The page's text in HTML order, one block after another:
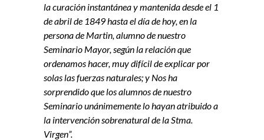
la curación instantánea y mantenida desde el 1
de abril de 1849 hasta el día de hoy, en la
persona de Martin, alumno de nuestro
Seminario Mayor, según la relación que
ordenamos hacer, muy difícil de explicar por
solas las fuerzas naturales; y Nos ha
sorprendido que los alumnos de nuestro
Seminario unánimemente lo hayan atribuido a
la intervención sobrenatural de la Stma.
Virgen”.